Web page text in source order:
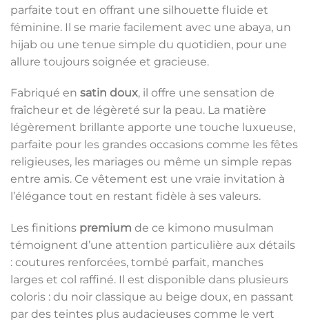
parfaite tout en offrant une silhouette fluide et
féminine. Il se marie facilement avec une abaya, un
hijab ou une tenue simple du quotidien, pour une
allure toujours soignée et gracieuse.
Fabriqué en satin doux, il offre une sensation de
fraîcheur et de légèreté sur la peau. La matière
légèrement brillante apporte une touche luxueuse,
parfaite pour les grandes occasions comme les fêtes
religieuses, les mariages ou même un simple repas
entre amis. Ce vêtement est une vraie invitation à
l’élégance tout en restant fidèle à ses valeurs.
Les finitions premium de ce kimono musulman
témoignent d’une attention particulière aux détails
: coutures renforcées, tombé parfait, manches
larges et col raffiné. Il est disponible dans plusieurs
coloris : du noir classique au beige doux, en passant
par des teintes plus audacieuses comme le vert